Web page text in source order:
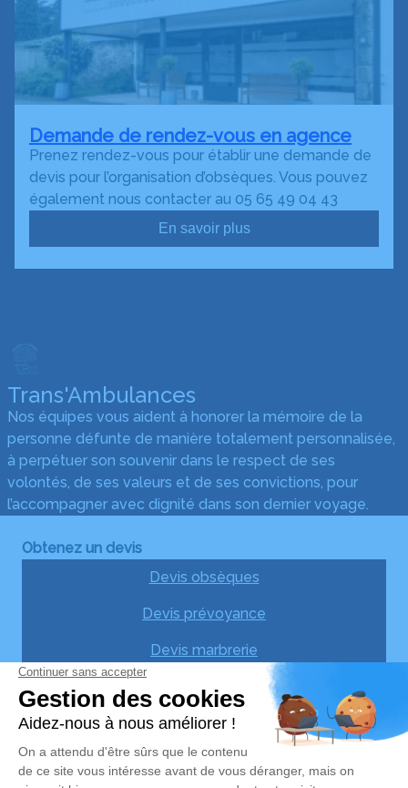
Demande de rendez-vous en agence
Prenez rendez-vous pour établir une demande de
devis pour l’organisation d’obsèques. Vous pouvez
également nous contacter au 05 65 49 04 43
En savoir plus
Trans'Ambulances
Nos équipes vous aident à honorer la mémoire de la
personne défunte de manière totalement personnalisée,
à perpétuer son souvenir dans le respect de ses
volontés, de ses valeurs et de ses convictions, pour
l’accompagner avec dignité dans son dernier voyage.
Obtenez un devis
Devis obsèques
Devis prévoyance
Devis marbrerie
Notre agence
Trans'Ambulances
05 36 37 86 12
trans-ambulances@orange.fr